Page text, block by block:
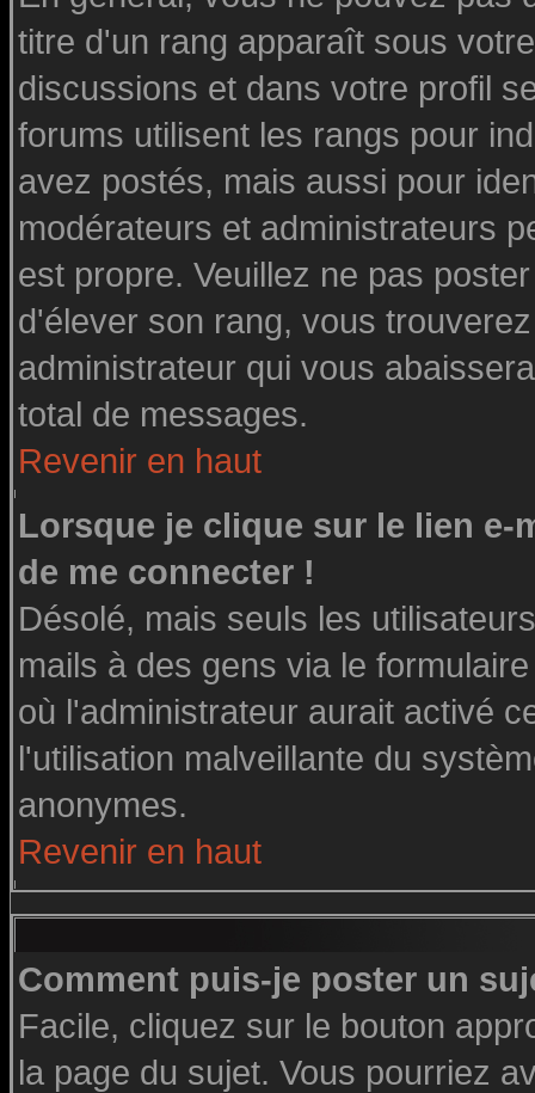
titre d'un rang apparaît sous
discussions et dans votre profil
forums utilisent les rangs pour
avez postés, mais aussi pour
modérateurs et administrateurs
est propre. Veuillez ne pas
d'élever son rang, vous
administrateur qui vous
total de messages.
Revenir en haut
Lorsque je clique sur le lien e-
de me connecter !
Désolé, mais seuls les
mails à des gens via le
où l'administrateur aurait activé
l'utilisation malveillante du
anonymes.
Revenir en haut
Comment puis-je poster un
Facile, cliquez sur le bouton
la page du sujet. Vous pourriez